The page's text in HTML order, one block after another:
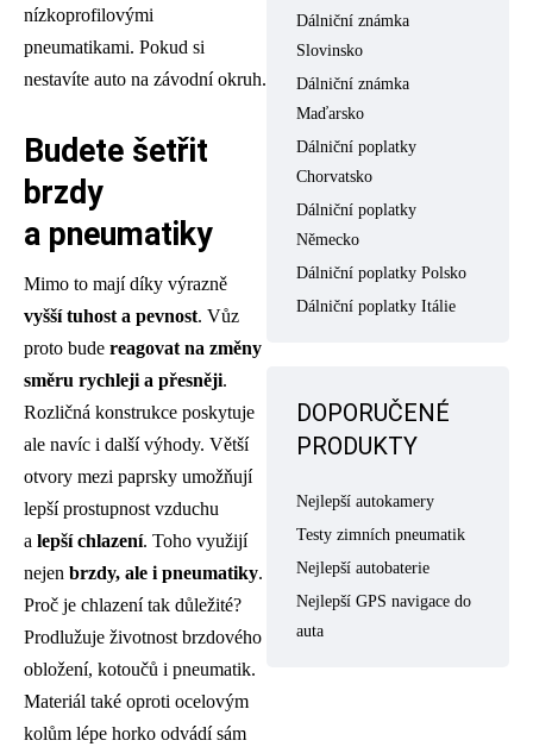
nízkoprofilovými
pneumatikami. Pokud si
nestavíte auto na závodní okruh.
Budete šetřit
brzdy
a pneumatiky
Mimo to mají díky výrazně
vyšší tuhost a pevnost. Vůz
proto bude reagovat na změny
směru rychleji a přesněji.
Rozličná konstrukce poskytuje
ale navíc i další výhody. Větší
otvory mezi paprsky umožňují
lepší prostupnost vzduchu
a lepší chlazení. Toho využijí
nejen brzdy, ale i pneumatiky.
Proč je chlazení tak důležité?
Prodlužuje životnost brzdového
obložení, kotoučů i pneumatik.
Materiál také oproti ocelovým
kolům lépe horko odvádí sám
Dálniční známka
Slovinsko
Dálniční známka
Maďarsko
Dálniční poplatky
Chorvatsko
Dálniční poplatky
Německo
Dálniční poplatky Polsko
Dálniční poplatky Itálie
DOPORUČENÉ
PRODUKTY
Nejlepší autokamery
Testy zimních pneumatik
Nejlepší autobaterie
Nejlepší GPS navigace do
auta